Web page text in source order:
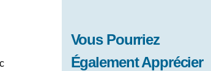
Vous Pourriez
Également Apprécier